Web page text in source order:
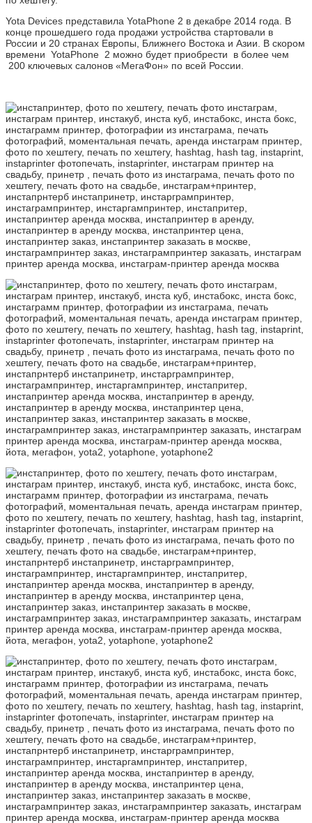
Yota Devices представила YotaPhone 2 в декабре 2014 года. В
конце прошедшего года продажи устройства стартовали в
России и 20 странах Европы, Ближнего Востока и Азии. В скором
времени YotaPhone 2 можно будет приобрести в более чем
200 ключевых салонов «МегаФон» по всей России.